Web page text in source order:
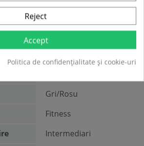
73 kg
Otel
L 147 x l 140 x H 214
Gri/Rosu
Fitness
Intermediari
Reject
Accept
Politica de confidențialitate și cookie-uri